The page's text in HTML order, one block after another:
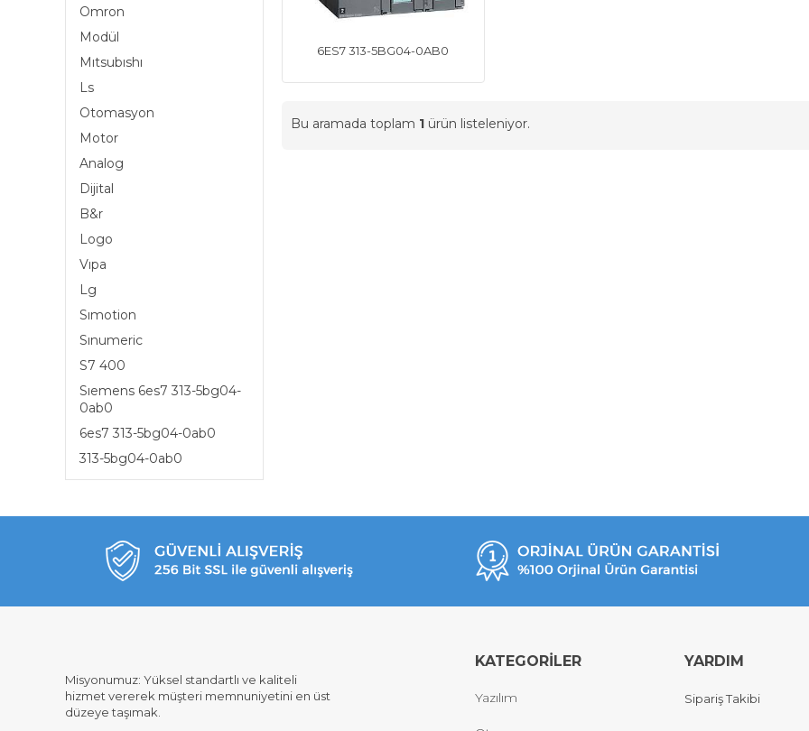
Omron
Modül
Mıtsubıshı
Ls
Otomasyon
Motor
Analog
Dijital
B&r
Logo
Vıpa
Lg
Sımotion
Sınumeric
S7 400
Sıemens 6es7 313-5bg04-
0ab0
6es7 313-5bg04-0ab0
313-5bg04-0ab0
6ES7 313-5BG04-0AB0
Bu aramada toplam 1 ürün listeleniyor.
Misyonumuz: Yüksel standartlı ve kaliteli
hizmet vererek müşteri memnuniyetini en üst
düzeye taşımak.
KATEGORİLER
Yazılım
YARDIM
Sipariş Takibi